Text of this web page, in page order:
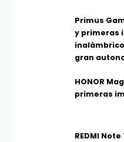
Primus
y primeras
gran
HONOR
primeras
REDMI